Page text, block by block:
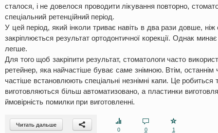
сталося, і не довелося проводити лікування повторно,
спеціальний ретенційний період.
У цей період, який інколи триває навіть в два рази довше, ніж
закріплюється результат ортодонтичної корекції. Однак
легше.
Для того щоб закріпити результат, стоматологи часто
ретейнер, яка найчастіше буває саме знімною. Втім, останнім
частіше встановлюють спеціальні незнімні капи. Це робиться
виготовляються більш автоматизовано, а пластинки
ймовірність помилки при виготовленні.
Читать дальше
0
0 1